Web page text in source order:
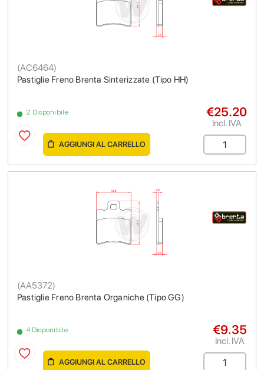
Pastiglie Freno Brenta Sinterizzate (Tipo HH)
(AC6464)
2 Disponibile €25.20
Incl. IVA
AGGIUNGI AL CARRELLO
Pastiglie Freno Brenta Organiche (Tipo GG)
(AA5372)
4 Disponibile €9.35
Incl. IVA
AGGIUNGI AL CARRELLO